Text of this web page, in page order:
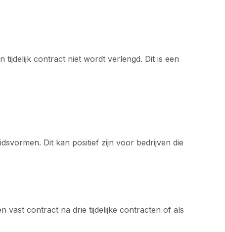
tijdelijk contract niet wordt verlengd. Dit is een
Dit kan positief zijn voor bedrijven die
vast contract na drie tijdelijke contracten of als